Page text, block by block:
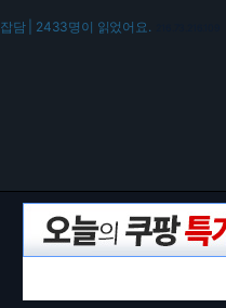
잡담 | 2433명이 읽었어요.